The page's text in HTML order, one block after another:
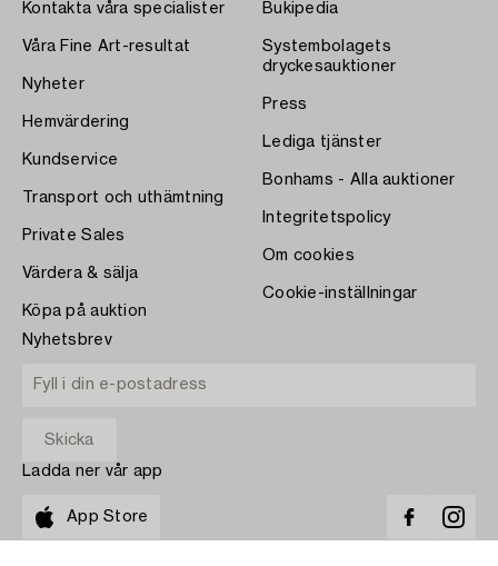
Kontakta våra specialister
Våra Fine Art-resultat
Nyheter
Hemvärdering
Kundservice
Transport och uthämtning
Private Sales
Värdera & sälja
Köpa på auktion
Bukipedia
Systembolagets
dryckesauktioner
Press
Lediga tjänster
Bonhams - Alla auktioner
Integritetspolicy
Om cookies
Cookie-inställningar
Nyhetsbrev
Ladda ner vår app
App Store